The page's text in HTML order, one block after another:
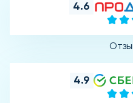
4.6
4.9